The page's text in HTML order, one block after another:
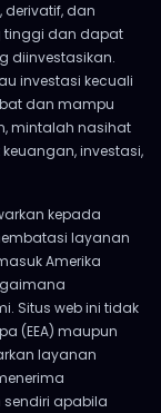
dan
tinggi dan dapat
diinvestasikan.
investasi kecuali
dan mampu
mintalah nasihat
investasi,
kepada
layanan
Amerika
Situs web ini tidak
(EEA) maupun
layanan
apabila